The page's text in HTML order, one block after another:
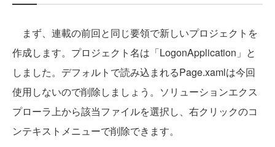
まず、連載の前回と同じ要領で新しいプロジェクトを
作成します。プロジェクト名は「LogonApplication」と
しました。デフォルトで読み込まれるPage.xamlは今回
使用しないので削除しましょう。ソリューションエクス
プローラ上から該当ファイルを選択し、右クリックのコ
ンテキストメニューで削除できます。